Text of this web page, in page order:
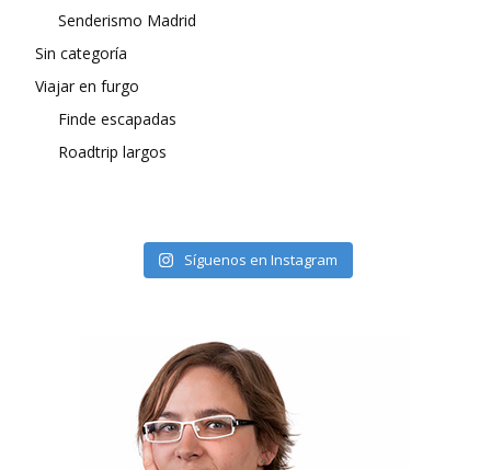
Senderismo Madrid
Sin categoría
Viajar en furgo
Finde escapadas
Roadtrip largos
Síguenos en Instagram